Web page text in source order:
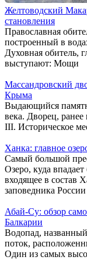
Желтоводский
становления
Православная
построенный в
Духовная обитель,
выступают: Мощи
Массандровский
Крыма
Выдающийся
века. Дворец,
III. Историческое
Ханка: главное
Самый большой
Озеро, куда
входящее в состав
заповедника
Абай-Су: обзор
Балкарии
Водопад,
поток,
Один из самых